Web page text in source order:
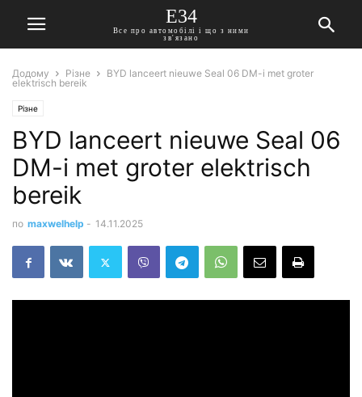
E34
Все про автомобілі і що з ними
зв'язано
Додому Різне
BYD lanceert nieuwe Seal 06 DM-i met groter
elektrisch bereik
Різне
BYD lanceert nieuwe Seal 06
DM-i met groter elektrisch
bereik
по maxwelhelp - 14.11.2025